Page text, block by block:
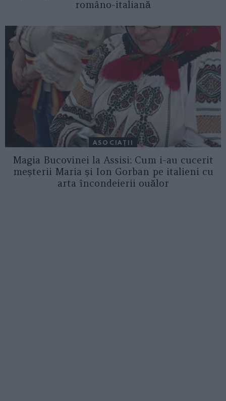
româno-italiană
ASOCIAŢII
Magia Bucovinei la Assisi: Cum i-au cucerit
meșterii Maria și Ion Gorban pe italieni cu
arta încondeierii ouălor